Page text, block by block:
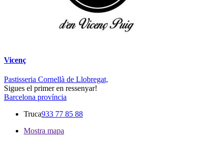
Vicenç
Pastisseria Cornellà de Llobregat,
Sigues el primer en ressenyar!
Barcelona província
Truca933 77 85 88
Mostra mapa